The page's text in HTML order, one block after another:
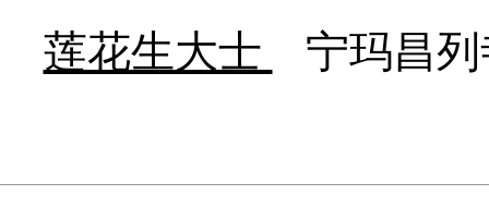
莲花生大士 宁玛昌